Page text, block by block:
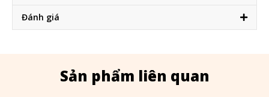
Đánh giá
Sản phẩm liên quan